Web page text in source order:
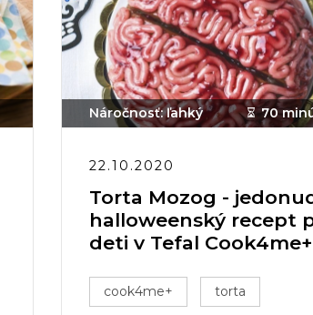
Náročnosť: ľahký 70
22.10.2020
Torta Mozog -
halloweenský recept
deti v Tefal Cook4me+
cook4me+ torta